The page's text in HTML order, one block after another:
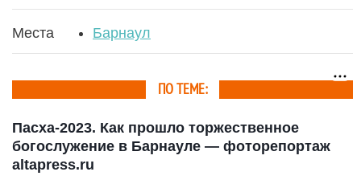
Места Барнаул
ПО ТЕМЕ:
Пасха-2023. Как прошло торжественное
богослужение в Барнауле — фоторепортаж
altapress.ru